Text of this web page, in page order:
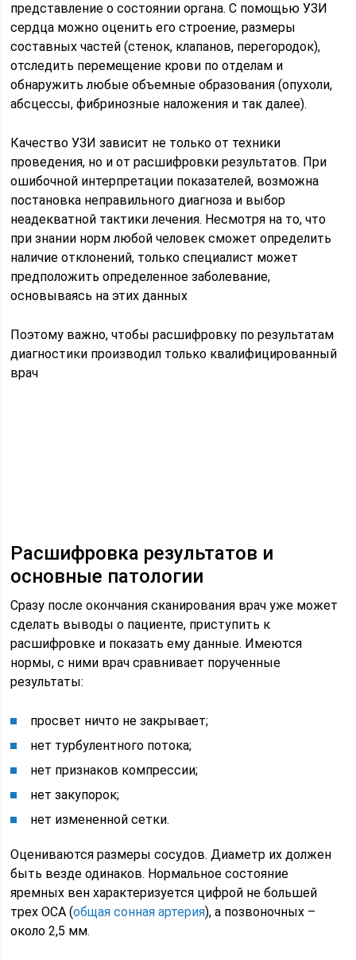
представление о состоянии органа. С помощью УЗИ
сердца можно оценить его строение, размеры
составных частей (стенок, клапанов, перегородок),
отследить перемещение крови по отделам и
обнаружить любые объемные образования (опухоли,
абсцессы, фибринозные наложения и так далее).
Качество УЗИ зависит не только от техники
проведения, но и от расшифровки результатов. При
ошибочной интерпретации показателей, возможна
постановка неправильного диагноза и выбор
неадекватной тактики лечения. Несмотря на то, что
при знании норм любой человек сможет определить
наличие отклонений, только специалист может
предположить определенное заболевание,
основываясь на этих данных
Поэтому важно, чтобы расшифровку по результатам
диагностики производил только квалифицированный
врач
Расшифровка результатов и
основные патологии
Сразу после окончания сканирования врач уже может
сделать выводы о пациенте, приступить к
расшифровке и показать ему данные. Имеются
нормы, с ними врач сравнивает порученные
результаты:
просвет ничто не закрывает;
нет турбулентного потока;
нет признаков компрессии;
нет закупорок;
нет измененной сетки.
Оцениваются размеры сосудов. Диаметр их должен
быть везде одинаков. Нормальное состояние
яремных вен характеризуется цифрой не большей
трех ОСА (общая сонная артерия), а позвоночных –
около 2,5 мм.